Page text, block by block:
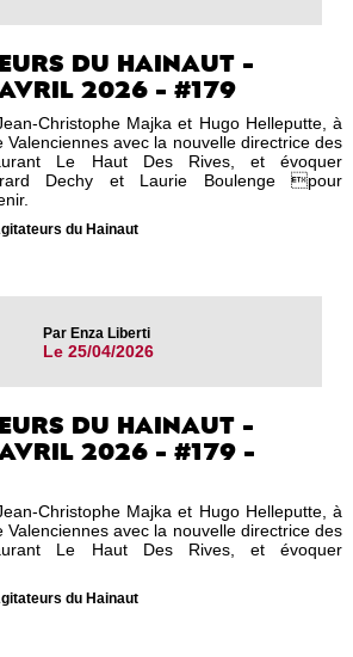
DU HAINAUT -
2026 - #179
Christophe Majka et Hugo Helleputte, à
Valenciennes avec la nouvelle directrice des
Le Haut Des Rives, et évoquer
Dechy et Laurie Boulenge pour
du Hainaut
Par Enza Liberti
Le 25/04/2026
DU HAINAUT -
2026 - #179 -
Christophe Majka et Hugo Helleputte, à
Valenciennes avec la nouvelle directrice des
Le Haut Des Rives, et évoquer
du Hainaut